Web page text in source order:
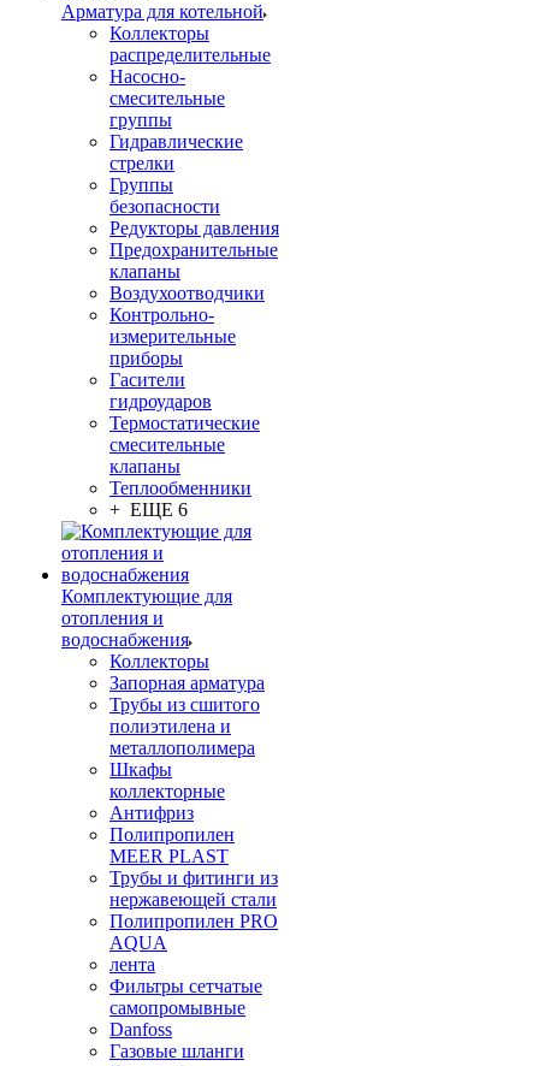
Арматура для котельной
Коллекторы
распределительные
Насосно-
смесительные
группы
Гидравлические
стрелки
Группы
безопасности
Редукторы давления
Предохранительные
клапаны
Воздухоотводчики
Контрольно-
измерительные
приборы
Гасители
гидроударов
Термостатические
смесительные
клапаны
Теплообменники
+ ЕЩЕ 6
Комплектующие для
отопления и
водоснабжения
Коллекторы
Запорная арматура
Трубы из сшитого
полиэтилена и
металлополимера
Шкафы
коллекторные
Антифриз
Полипропилен
MEER PLAST
Трубы и фитинги из
нержавеющей стали
Полипропилен PRO
AQUA
лента
Фильтры сетчатые
самопромывные
Danfoss
Газовые шланги